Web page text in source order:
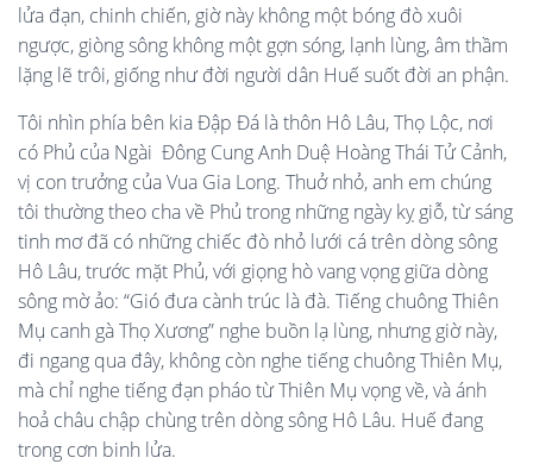
lửa đạn, chinh chiến, giờ này không một bóng đò xuôi
ngược, giòng sông không một gợn sóng, lạnh lùng, âm thầm
lặng lẽ trôi, giống như đời người dân Huế suốt đời an phận.
Tôi nhìn phía bên kia Đập Đá là thôn Hô Lâu, Thọ Lộc, nơi
có Phủ của Ngài Đông Cung Anh Duệ Hoàng Thái Tử Cảnh,
vị con trưởng của Vua Gia Long. Thuở nhỏ, anh em chúng
tôi thường theo cha về Phủ trong những ngày kỵ giỗ, từ sáng
tinh mơ đã có những chiếc đò nhỏ lưới cá trên dòng sông
Hô Lâu, trước mặt Phủ, với giọng hò vang vọng giữa dòng
sông mờ ảo: “Gió đưa cành trúc là đà. Tiếng chuông Thiên
Mụ canh gà Thọ Xương” nghe buồn lạ lùng, nhưng giờ này,
đi ngang qua đây, không còn nghe tiếng chuông Thiên Mụ,
mà chỉ nghe tiếng đạn pháo từ Thiên Mụ vọng về, và ánh
hoả châu chập chùng trên dòng sông Hô Lâu. Huế đang
trong cơn binh lửa.